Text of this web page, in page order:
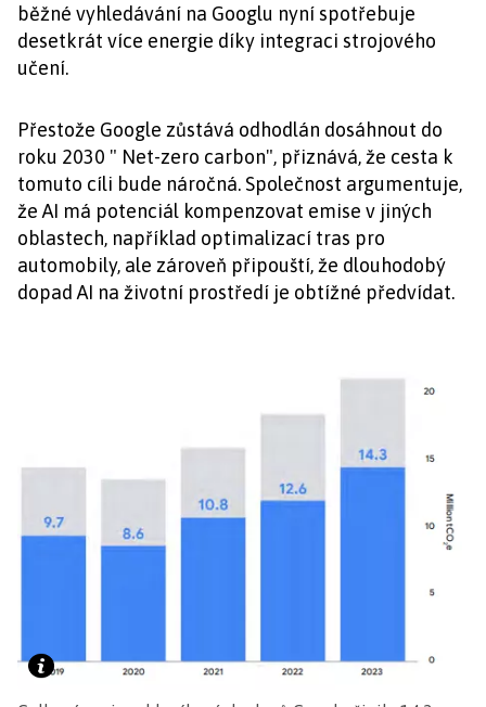
běžné vyhledávání na Googlu nyní spotřebuje
desetkrát více energie díky integraci strojového
učení.
Přestože Google zůstává odhodlán dosáhnout do
roku 2030 " Net-zero carbon", přiznává, že cesta k
tomuto cíli bude náročná. Společnost argumentuje,
že AI má potenciál kompenzovat emise v jiných
oblastech, například optimalizací tras pro
automobily, ale zároveň připouští, že dlouhodobý
dopad AI na životní prostředí je obtížné předvídat.